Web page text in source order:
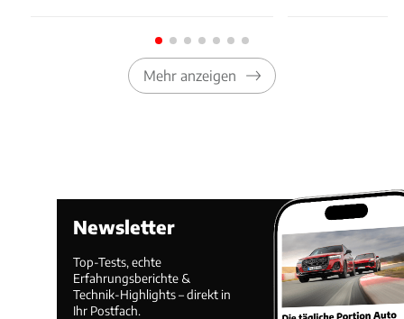
Mehr anzeigen
Newsletter
Top-Tests, echte
Erfahrungsberichte &
Technik-Highlights – direkt in
Ihr Postfach.